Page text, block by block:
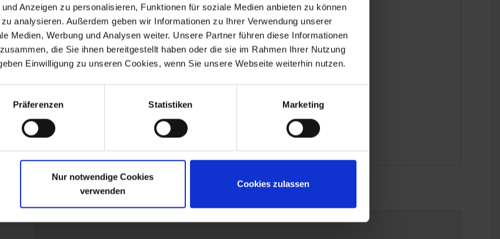
Anzeigen zu personalisieren, Funktionen für soziale Medien anbieten zu können
analysieren. Außerdem geben wir Informationen zu Ihrer Verwendung unserer
Medien, Werbung und Analysen weiter. Unsere Partner führen diese Informationen
die Sie ihnen bereitgestellt haben oder die sie im Rahmen Ihrer Nutzung
Einwilligung zu unseren Cookies, wenn Sie unsere Webseite weiterhin nutzen.
Präferenzen Statistiken Marketing
Nur notwendige Cookies
verwenden
Cookies zulassen
UStG. VAT is therefore not shown.
our knowledge.
Our e-mail address is: info@siebenrock.com.